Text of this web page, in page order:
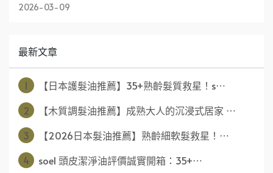
2026-03-09
最新文章
1
【日本護髮油推薦】35+熟齡髮質救星！s⋯
2
【木質調髮油推薦】成熟大人的沉浸式居家 ⋯
3
【2026日本髮油推薦】熟齡細軟髮救星！⋯
4
soel 頭皮潔淨油評價誠實開箱：35+⋯